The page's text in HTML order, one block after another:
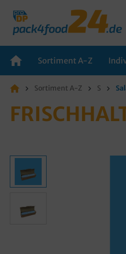
Sortiment A-Z
Sortiment A-Z S